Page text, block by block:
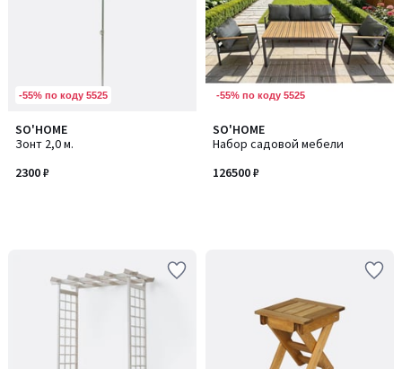
-55% по коду 5525
SO'HOME
Зонт 2,0 м.
2300 ₽
-55% по коду 5525
SO'HOME
Набор садовой мебели
126500 ₽